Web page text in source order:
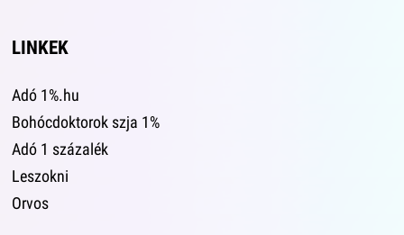
LINKEK
Adó 1%.hu
Bohócdoktorok szja 1%
Adó 1 százalék
Leszokni
Orvos